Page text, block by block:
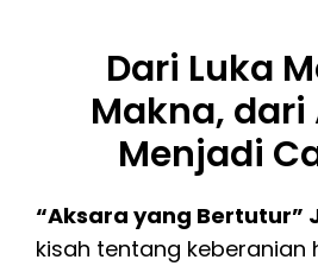
Dari Luka
Makna, dari
Menjadi
“Aksara yang Bertutur”
kisah tentang keberanian